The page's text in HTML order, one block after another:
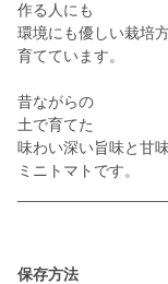
作る人にも
環境にも優しい栽培
育てています。
昔ながらの
土で育てた
味わい深い旨味と甘
ミニトマトです。
保存方法